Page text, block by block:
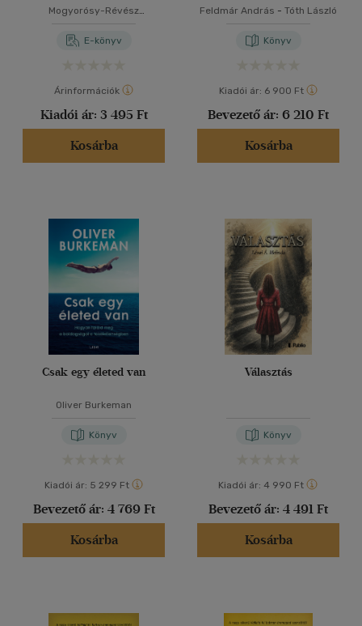
pszichológiában
Mogyorósy-Révész
E-könyv
Árinformációk
Kiadói ár: 3 495 Ft
Kosárba
Feldmár András - Tóth László
Könyv
Kiadói ár: 6 900 Ft
Bevezető ár: 6 210 Ft
Kosárba
Csak egy életed van
Oliver Burkeman
Könyv
Kiadói ár: 5 299 Ft
Bevezető ár: 4 769 Ft
Kosárba
Választás
Könyv
Kiadói ár: 4 990 Ft
Bevezető ár: 4 491 Ft
Kosárba